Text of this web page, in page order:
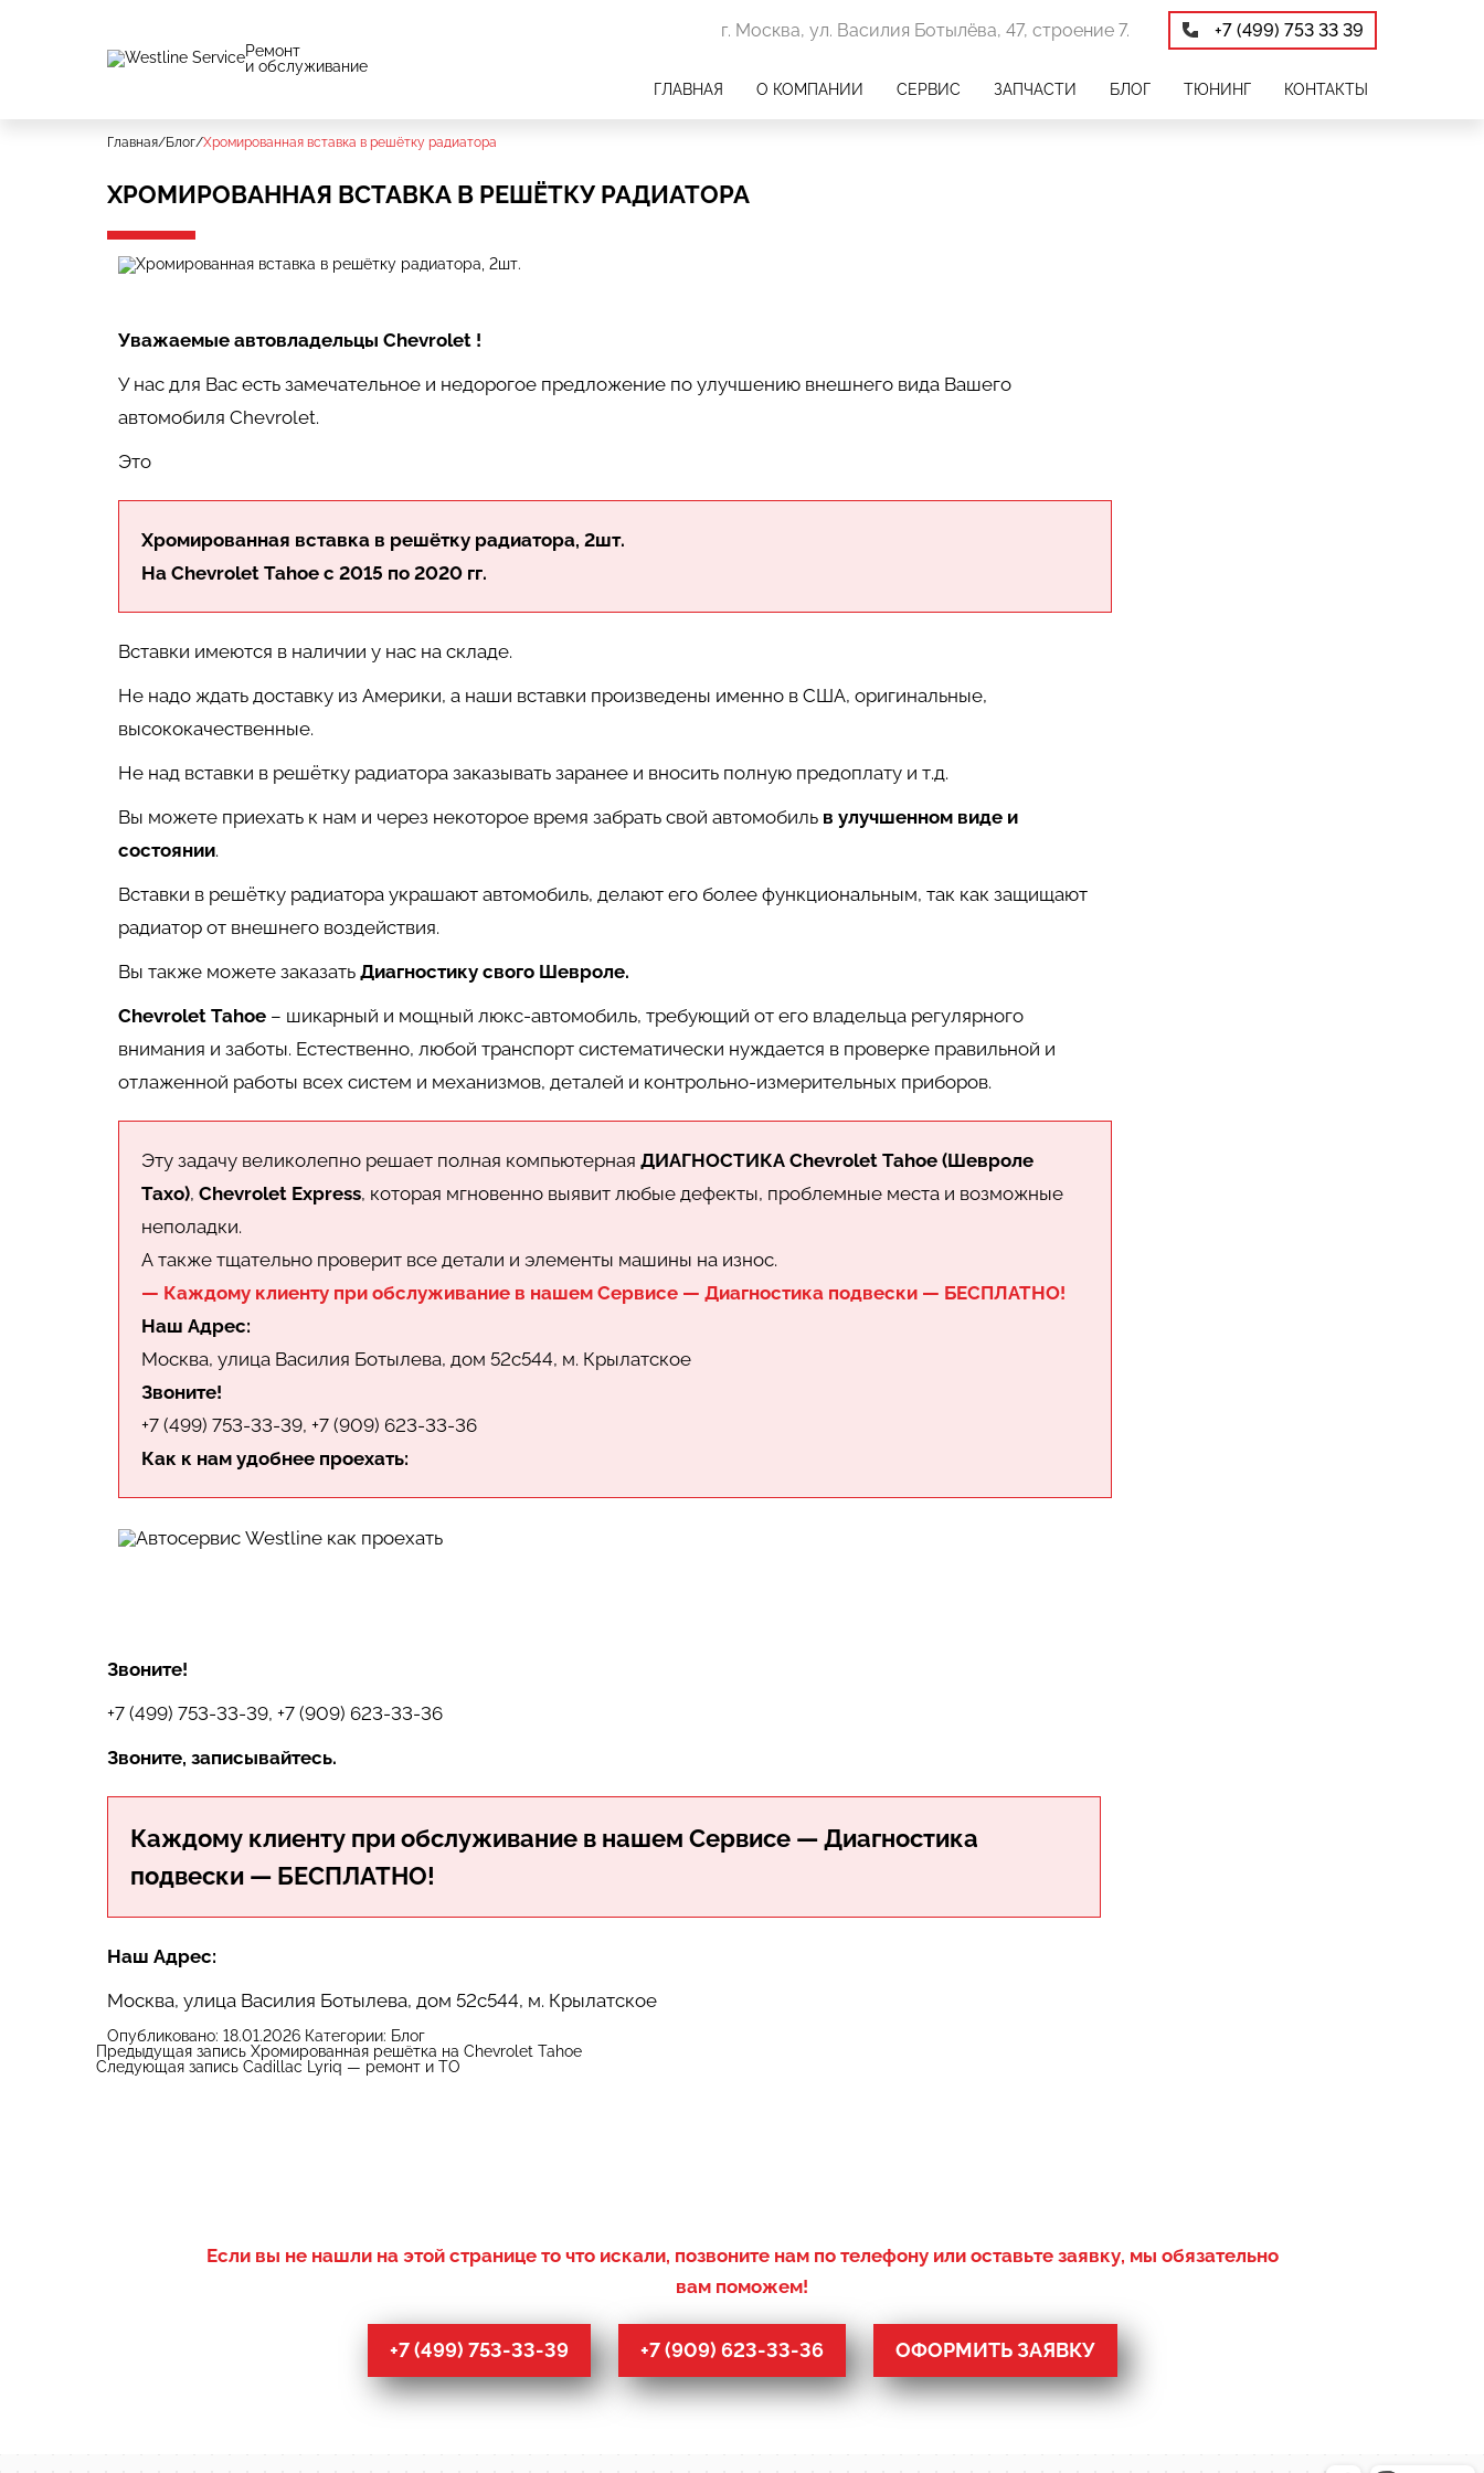
Ремонт
и обслуживание
+7 (499) 753 33 39
г. Москва, ул. Василия Ботылёва, 47, строение 7.
ГЛАВНАЯ О КОМПАНИИ СЕРВИС ЗАПЧАСТИ БЛОГ ТЮНИНГ КОНТАКТЫ
Главная/Блог/Хромированная вставка в решётку радиатора
ХРОМИРОВАННАЯ ВСТАВКА В РЕШЁТКУ РАДИАТОРА
Уважаемые автовладельцы Chevrolet !
У нас для Вас есть замечательное и недорогое предложение по улучшению внешнего вида Вашего
автомобиля Chevrolet.
Это
Хромированная вставка в решётку радиатора, 2шт.
На Chevrolet Tahoe c 2015 по 2020 гг.
Вставки имеются в наличии у нас на складе.
Не надо ждать доставку из Америки, а наши вставки произведены именно в США, оригинальные,
высококачественные.
Не над вставки в решётку радиатора заказывать заранее и вносить полную предоплату и т.д.
Вы можете приехать к нам и через некоторое время забрать свой автомобиль в улучшенном виде и
состоянии.
Вставки в решётку радиатора украшают автомобиль, делают его более функциональным, так как защищают
радиатор от внешнего воздействия.
Вы также можете заказать Диагностику свого Шевроле.
Chevrolet Tahoe – шикарный и мощный люкс-автомобиль, требующий от его владельца регулярного
внимания и заботы. Естественно, любой транспорт систематически нуждается в проверке правильной и
отлаженной работы всех систем и механизмов, деталей и контрольно-измерительных приборов.
Эту задачу великолепно решает полная компьютерная ДИАГНОСТИКА Chevrolet Tahoe (Шевроле
Тахо), Chevrolet Express, которая мгновенно выявит любые дефекты, проблемные места и возможные
неполадки.
А также тщательно проверит все детали и элементы машины на износ.
— Каждому клиенту при обслуживание в нашем Сервисе — Диагностика подвески — БЕСПЛАТНО!
Наш Адрес:
Москва, улица Василия Ботылева, дом 52с544, м. Крылатское
Звоните!
+7 (499) 753-33-39, +7 (909) 623-33-36
Как к нам удобнее проехать:
Звоните!
+7 (499) 753-33-39, +7 (909) 623-33-36
Звоните, записывайтесь.
Каждому клиенту при обслуживание в нашем Сервисе — Диагностика
подвески — БЕСПЛАТНО!
Наш Адрес:
Москва, улица Василия Ботылева, дом 52с544, м. Крылатское
Опубликовано: 18.01.2026 Категории: Блог
Предыдущая запись Хромированная решётка на Chevrolet Tahoe
Следующая запись Cadillac Lyriq — ремонт и ТО
Если вы не нашли на этой странице то что искали, позвоните нам по телефону или оставьте заявку, мы обязательно
вам поможем!
+7 (499) 753-33-39 +7 (909) 623-33-36 ОФОРМИТЬ ЗАЯВКУ